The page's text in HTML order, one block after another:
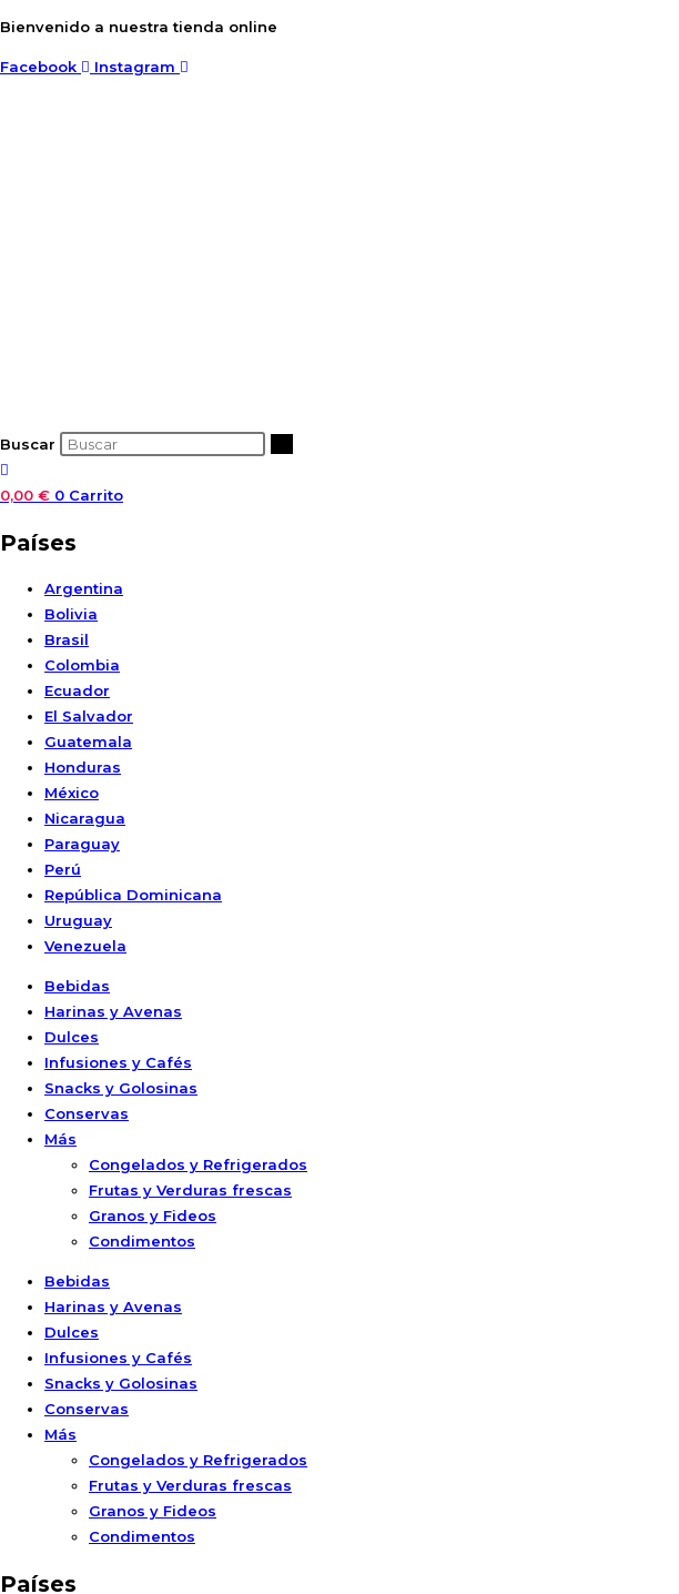
Ir
contenido
Bienvenido a nuestra tienda online
Facebook Instagram
Buscar
0,00 € 0 Carrito
Países
Argentina
Bolivia
Brasil
Colombia
Ecuador
El Salvador
Guatemala
Honduras
México
Nicaragua
Paraguay
Perú
República Dominicana
Uruguay
Venezuela
Bebidas
Harinas y Avenas
Dulces
Infusiones y Cafés
Snacks y Golosinas
Conservas
Más
Congelados y Refrigerados
Frutas y Verduras frescas
Granos y Fideos
Condimentos
Bebidas
Harinas y Avenas
Dulces
Infusiones y Cafés
Snacks y Golosinas
Conservas
Más
Congelados y Refrigerados
Frutas y Verduras frescas
Granos y Fideos
Condimentos
Países